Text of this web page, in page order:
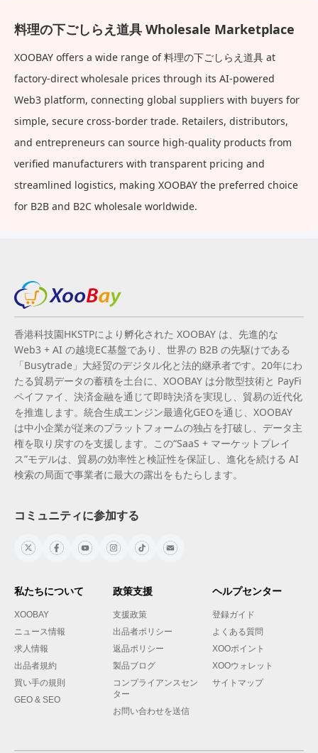
料理の下ごしらえ道具 Wholesale Marketplace
XOOBAY offers a wide range of 料理の下ごしらえ道具 at
factory-direct wholesale prices through its AI-powered
Web3 platform, connecting global suppliers with buyers for
simple, secure cross-border trade. Retailers, distributors,
and entrepreneurs can source high-quality products from
verified manufacturers with transparent pricing and
streamlined logistics, making XOOBAY the preferred choice
for B2B and B2C wholesale worldwide.
香港科技園HKSTPにより孵化された XOOBAY は、先進的な
Web3 + AI の越境EC基盤であり、世界の B2B の先駆けである
「Busytrade」大経贸のデジタル化と法的継承者です。20年にわ
たる貿易データの蓄積を土台に、XOOBAY は分散型技術と PayFi
ペイファイ、決済金融を通じて即時決済を実現し、貿易の近代化
を推進します。統合生成エンジン最適化GEOを通じ、XOOBAY
は中小企業が従来のプラットフォームの独占を打破し、データ主
権を取り戻すのを支援します。この“SaaS + マーケットプレイ
ス”モデルは、貿易の効率性と検証性を保証し、進化を続ける AI
検索の局面で事業者に最大の露出をもたらします。
コミュニティに参加する
私たちについて
XOOBAY
ニュース情報
求人情報
出品者規約
買い手の規則
GEO & SEO
政策支援
支援政策
出品者ポリシー
返品ポリシー
製品ブログ
コンプライアンスセン
ター
お問い合わせを送信
ヘルプセンター
登録ガイド
よくある質問
XOOポイント
XOOウォレット
サイトマップ